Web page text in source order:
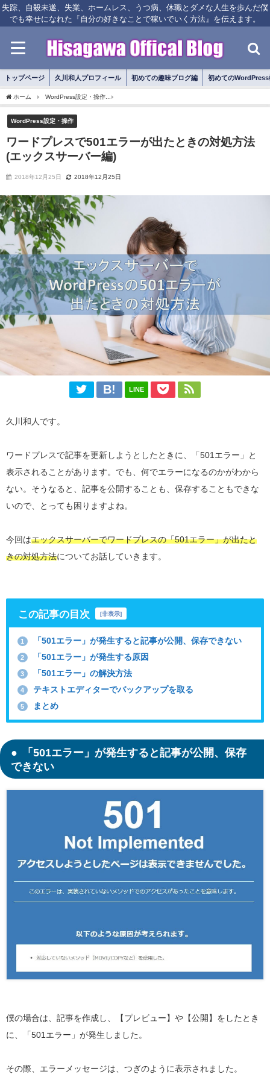
失踪、自殺未遂、失業、ホームレス、うつ病、休職とダメな人生を歩んだ僕
でも幸せになれた『自分の好きなことで稼いでいく方法』を伝えます。
トップページ 久川和人プロフィール 初めての趣味ブログ編 初めてのWordPress
ホーム WordPress設定・操作
WordPress設定・操作
ワードプレスで501エラーが出たときの対処方法
(エックスサーバー編)
2018年12月25日 2018年12月25日
LINE
久川和人です。
ワードプレスで記事を更新しようとしたときに、「501エラー」と
表示されることがあります。でも、何でエラーになるのかがわから
ない。そうなると、記事を公開することも、保存することもできな
いので、とっても困りますよね。
今回はエックスサーバーでワードプレスの「501エラー」が出たと
きの対処方法についてお話していきます。
この記事の目次 [非表示]
1 「501エラー」が発生すると記事が公開、保存できない
2 「501エラー」が発生する原因
3 「501エラー」の解決方法
4 テキストエディターでバックアップを取る
5 まとめ
「501エラー」が発生すると記事が公開、保存
できない
僕の場合は、記事を作成し、【プレビュー】や【公開】をしたとき
に、「501エラー」が発生しました。
その際、エラーメッセージは、つぎのように表示されました。